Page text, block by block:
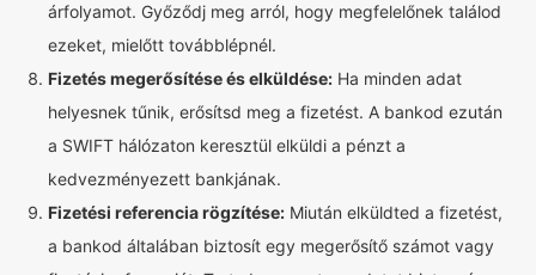
árfolyamot. Győződj meg arról, hogy megfelelőnek találod
ezeket, mielőtt továbblépnél.
Fizetés megerősítése és elküldése: Ha minden adat
helyesnek tűnik, erősítsd meg a fizetést. A bankod ezután
a SWIFT hálózaton keresztül elküldi a pénzt a
kedvezményezett bankjának.
Fizetési referencia rögzítése: Miután elküldted a fizetést,
a bankod általában biztosít egy megerősítő számot vagy